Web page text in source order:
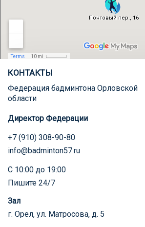
КОНТАКТЫ
Федерация бадминтона Орловской
области
Директор Федерации
+7 (910) 308-90-80
info@badminton57.ru
С 10:00 до 19:00
Пишите 24/7
Зал
г. Орел, ул. Матросова, д. 5